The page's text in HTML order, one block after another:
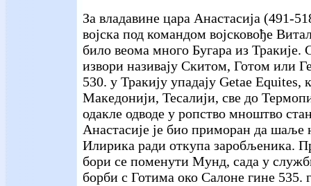
За владавине цара Анастасија (491-
војска под командом војсковође
било веома много Бугара из Тракије.
извори називају Скитом, Готом или
530. у Тракију упадају Getae Equites,
Македонији, Тесалији, све до
одакле одводе у ропство мноштво
Анастасије је био приморан да шаље
Илирика ради откупа заробљеника.
бори се поменути Мунд, сада у
борби с Готима око Салоне гине 535.